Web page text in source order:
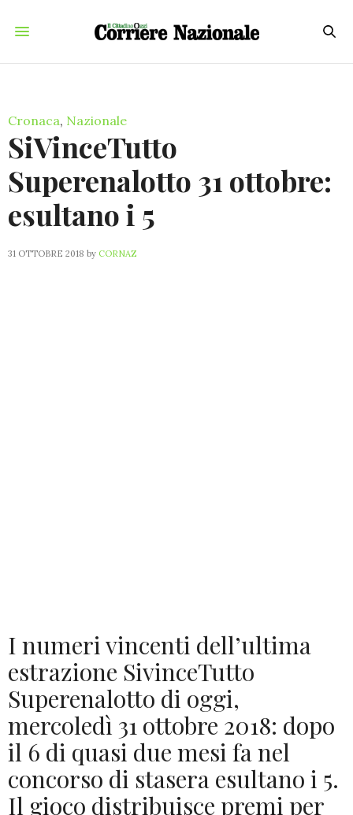
Cronaca, Nazionale
SiVinceTutto
Superenalotto 31 ottobre:
esultano i 5
31 OTTOBRE 2018 by CORNAZ
I numeri vincenti dell’ultima
estrazione SivinceTutto
Superenalotto di oggi,
mercoledì 31 ottobre 2018: dopo
il 6 di quasi due mesi fa nel
concorso di stasera esultano i 5.
Il gioco distribuisce premi per